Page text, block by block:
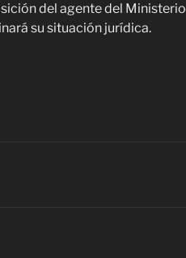
del agente del Ministerio
su situación jurídica.